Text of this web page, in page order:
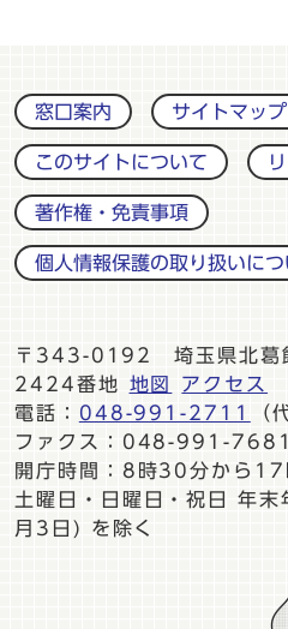
窓口案内 サイトマップ
このサイトについて
著作権・免責事項
個人情報保護の取り扱いにつ
〒343-0192 埼玉県北葛
2424番地
地図
アクセス
電話： 048-991-2711
（
ファクス：048-991-7681
開庁時間：8時30分から
土曜日・日曜日・祝日 年
月3日) を除く